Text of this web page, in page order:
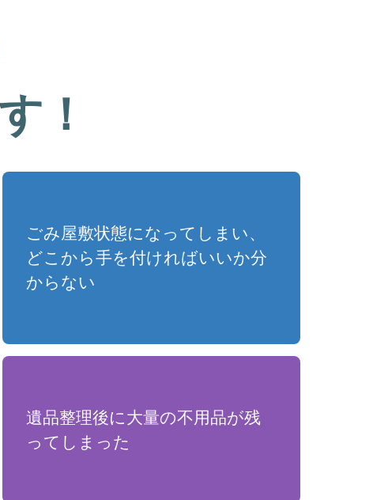
！
ごみ屋敷状態になってしまい、
どこから手を付ければいいか分
からない
遺品整理後に大量の不用品が残
ってしまった